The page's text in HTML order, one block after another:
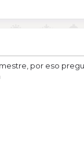
por eso